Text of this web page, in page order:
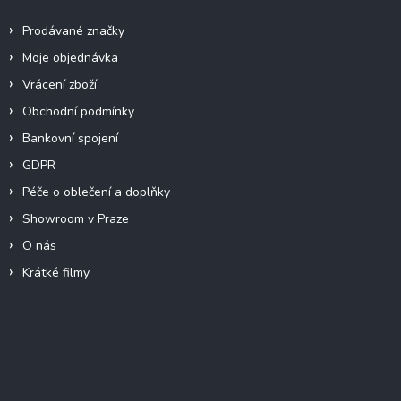
Prodávané značky
Moje objednávka
Vrácení zboží
Obchodní podmínky
Bankovní spojení
GDPR
Péče o oblečení a doplňky
Showroom v Praze
O nás
Krátké filmy